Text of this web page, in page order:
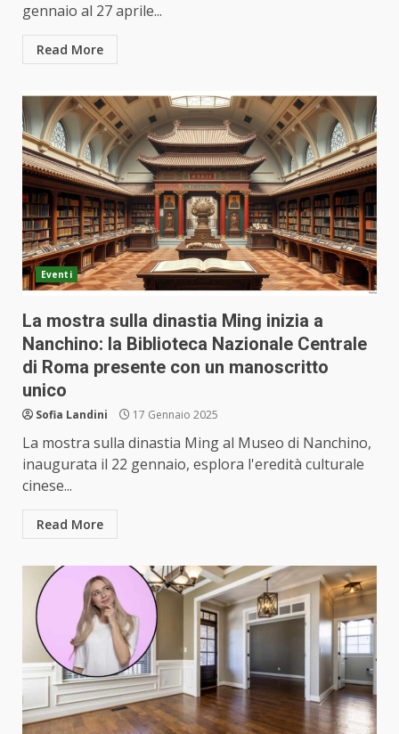
gennaio al 27 aprile...
Read More
Eventi
La mostra sulla dinastia Ming inizia a
Nanchino: la Biblioteca Nazionale Centrale
di Roma presente con un manoscritto
unico
Sofia Landini 17 Gennaio 2025
La mostra sulla dinastia Ming al Museo di Nanchino,
inaugurata il 22 gennaio, esplora l'eredità culturale
cinese...
Read More